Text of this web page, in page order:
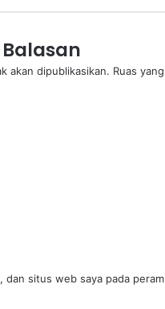
akan dipublikasikan. Ruas
dan situs web saya pada